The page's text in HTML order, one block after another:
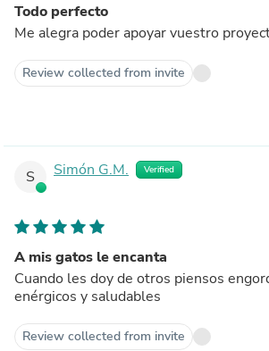
Todo perfecto
Me alegra poder apoyar vuestro
Review collected from invite
S Simón G.M. Verified
A mis gatos le encanta
Cuando les doy de otros piensos
enérgicos y saludables
Review collected from invite